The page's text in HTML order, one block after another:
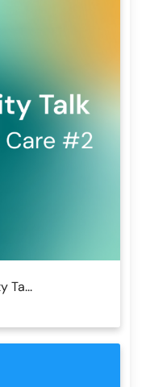
Ta...